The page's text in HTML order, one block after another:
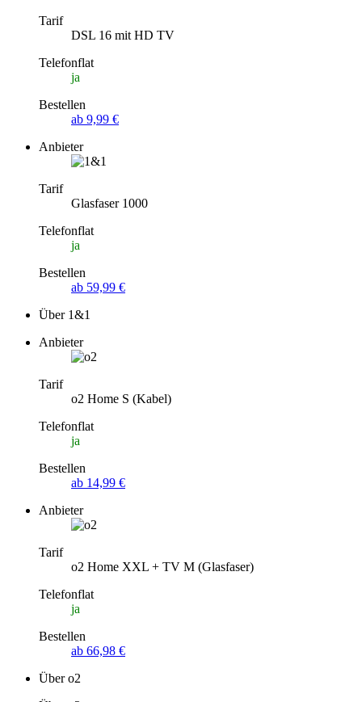
Tarif
DSL 16 mit HD TV
Telefonflat
ja
Bestellen
ab 9,99 €
Anbieter
Tarif
Glasfaser 1000
Telefonflat
ja
Bestellen
ab 59,99 €
Über 1&1
Anbieter
Tarif
o2 Home S (Kabel)
Telefonflat
ja
Bestellen
ab 14,99 €
Anbieter
Tarif
o2 Home XXL + TV M (Glasfaser)
Telefonflat
ja
Bestellen
ab 66,98 €
Über o2